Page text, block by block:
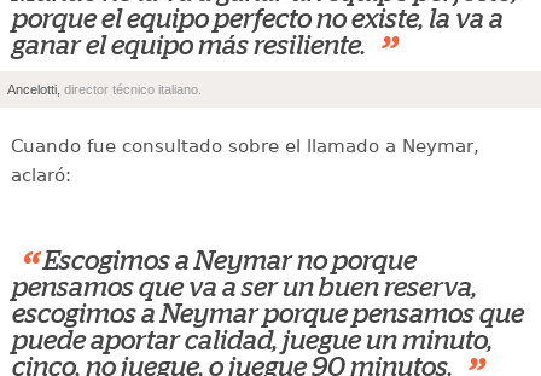
porque el equipo perfecto no existe, la va a
ganar el equipo más resiliente.
”
Ancelotti, director técnico italiano.
Cuando fue consultado sobre el llamado a Neymar,
aclaró:
“ Escogimos a Neymar no porque
pensamos que va a ser un buen reserva,
escogimos a Neymar porque pensamos que
puede aportar calidad, juegue un minuto,
cinco, no juegue, o juegue 90 minutos.